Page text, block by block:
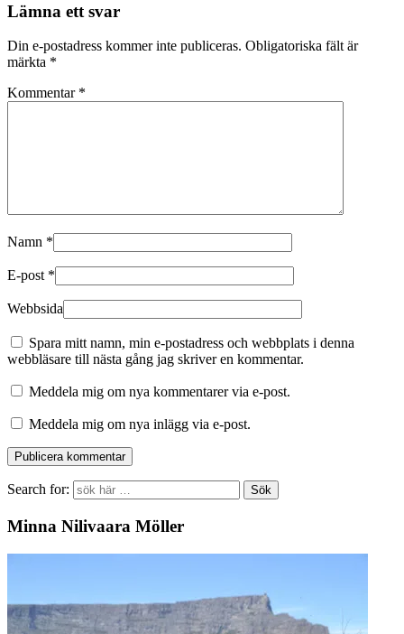
Lämna ett svar
Din e-postadress kommer inte publiceras. Obligatoriska fält är
märkta *
Kommentar *
Namn *
E-post *
Webbsida
Spara mitt namn, min e-postadress och webbplats i denna
webbläsare till nästa gång jag skriver en kommentar.
Meddela mig om nya kommentarer via e-post.
Meddela mig om nya inlägg via e-post.
Search for:
Minna Nilivaara Möller